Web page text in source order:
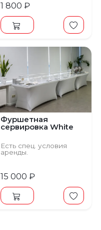
1 800 ₽
Фуршетная
сервировка White
Есть спец. условия
аренды.
15 000 ₽